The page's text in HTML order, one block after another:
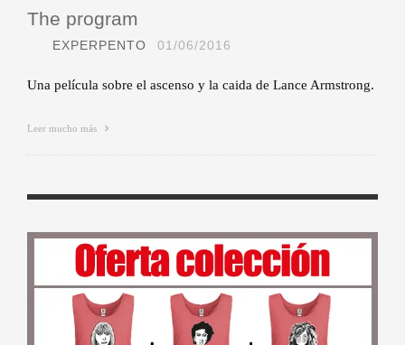
The program
EXPERPENTO 01/06/2016
Una película sobre el ascenso y la caida de Lance Armstrong.
Leer mucho más